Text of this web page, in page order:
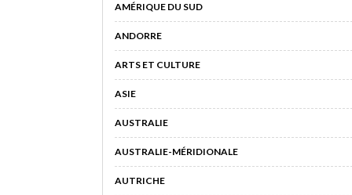
AMÉRIQUE DU SUD
ANDORRE
ARTS ET CULTURE
ASIE
AUSTRALIE
AUSTRALIE-MÉRIDIONALE
AUTRICHE